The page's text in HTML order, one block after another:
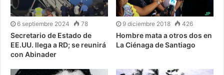
6 septiembre 2024 78
Secretario de Estado de
EE.UU. llega a RD; se reunirá
con Abinader
9 diciembre 2018 426
Hombre mata a otros dos en
La Ciénaga de Santiago